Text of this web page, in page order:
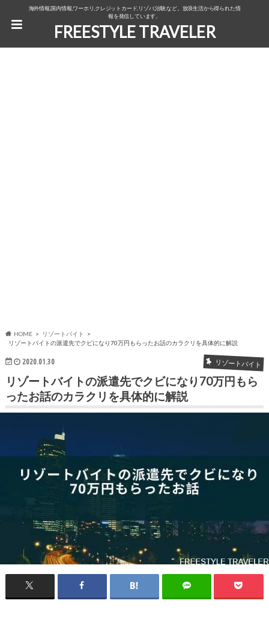
海外情報,国内情報,ワーホリ,クレジットカード,リゾバ,治験,など。放浪生活から得られた情
報を発信しています。
FREESTYLE TRAVELER
HOME
リゾートバイト
リゾートバイトの派遣先でクビになり70万円もらったお話のカラクリを具体的に解説
2020.01.30 リゾートバイト
リゾートバイトの派遣先でクビになり70万円もら
ったお話のカラクリを具体的に解説